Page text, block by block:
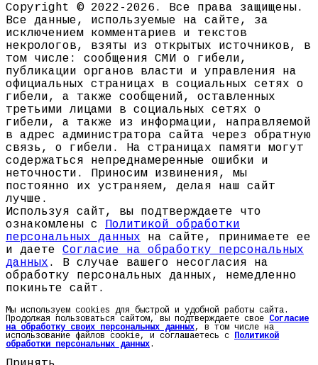
Copyright © 2022-2026. Все права защищены.
Все данные, используемые на сайте, за
исключением комментариев и текстов
некрологов, взяты из открытых источников, в
том числе: сообщения СМИ о гибели,
публикации органов власти и управления на
официальных страницах в социальных сетях о
гибели, а также сообщений, оставленных
третьими лицами в социальных сетях о
гибели, а также из информации, направляемой
в адрес администратора сайта через обратную
связь, о гибели. На страницах памяти могут
содержаться непреднамеренные ошибки и
неточности. Приносим извинения, мы
постоянно их устраняем, делая наш сайт
лучше.
Используя сайт, вы подтверждаете что
ознакомлены с Политикой обработки
персональных данных на сайте, принимаете ее
и даете Согласие на обработку персональных
данных . В случае вашего несогласия на
обработку персональных данных, немедленно
покиньте сайт.
Мы используем cookies для быстрой и удобной работы сайта.
Продолжая пользоваться сайтом, вы подтверждаете свое Согласие
на обработку своих персональных данных, в том числе на
использование файлов cookie, и соглашаетесь с
Политикой
обработки персональных данных.